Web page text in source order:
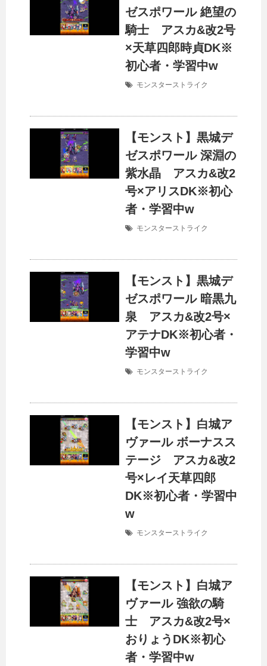
ゼスポワール 絶望の
騎士 アスカ&改2号
×天草四郎時貞DK※
初心者・学習中w
モンスターストライク
【モンスト】黒城デ
ゼスポワール 深淵の
紫水晶 アスカ&改2
号×アリスDK※初心
者・学習中w
モンスターストライク
【モンスト】黒城デ
ゼスポワール 暗黒九
泉 アスカ&改2号×
アテナDK※初心者・
学習中w
モンスターストライク
【モンスト】白城ア
ヴァール ボーナスス
テージ アスカ&改2
号×レイ天草四郎
DK※初心者・学習中
w
モンスターストライク
【モンスト】白城ア
ヴァール 強欲の騎
士 アスカ&改2号×
おりょうDK※初心
者・学習中w